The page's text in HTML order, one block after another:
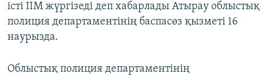
істі ІІМ жүргізеді деп хабарлады Атырау облыстық
полиция департаментінің баспасөз қызметі 16
наурызда.
Облыстық полиция департаментінің